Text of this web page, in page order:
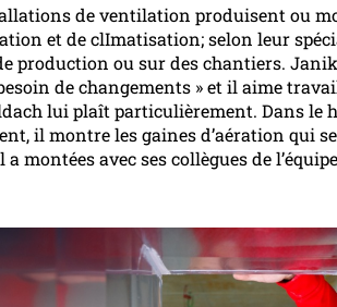
de ventilation produisent ou
et de clImatisation; selon leur
production ou sur des chantiers.
besoin de changements » et il aime
lui plaît particulièrement. Dans le
il montre les gaines d’aération qui
a montées avec ses collègues de